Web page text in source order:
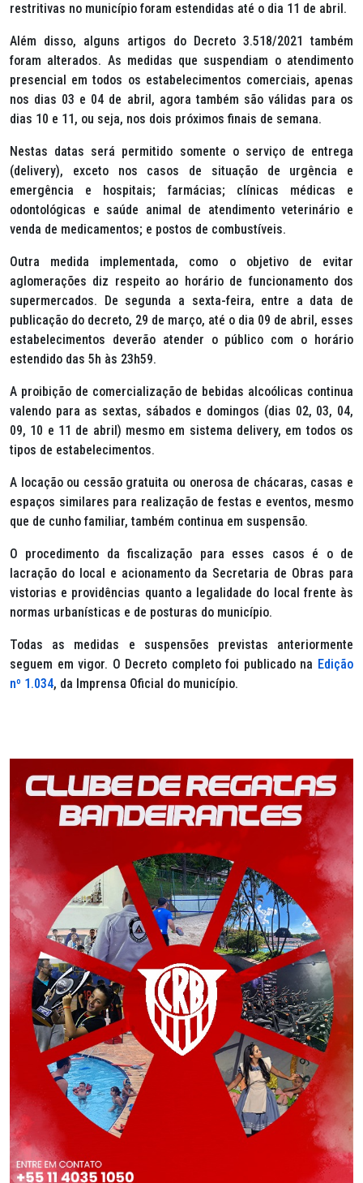
restritivas no município foram estendidas até o dia 11 de abril.
Além disso, alguns artigos do Decreto 3.518/2021 também
foram alterados. As medidas que suspendiam o atendimento
presencial em todos os estabelecimentos comerciais, apenas
nos dias 03 e 04 de abril, agora também são válidas para os
dias 10 e 11, ou seja, nos dois próximos finais de semana.
Nestas datas será permitido somente o serviço de entrega
(delivery), exceto nos casos de situação de urgência e
emergência e hospitais; farmácias; clínicas médicas e
odontológicas e saúde animal de atendimento veterinário e
venda de medicamentos; e postos de combustíveis.
Outra medida implementada, como o objetivo de evitar
aglomerações diz respeito ao horário de funcionamento dos
supermercados. De segunda a sexta-feira, entre a data de
publicação do decreto, 29 de março, até o dia 09 de abril, esses
estabelecimentos deverão atender o público com o horário
estendido das 5h às 23h59.
A proibição de comercialização de bebidas alcoólicas continua
valendo para as sextas, sábados e domingos (dias 02, 03, 04,
09, 10 e 11 de abril) mesmo em sistema delivery, em todos os
tipos de estabelecimentos.
A locação ou cessão gratuita ou onerosa de chácaras, casas e
espaços similares para realização de festas e eventos, mesmo
que de cunho familiar, também continua em suspensão.
O procedimento da fiscalização para esses casos é o de
lacração do local e acionamento da Secretaria de Obras para
vistorias e providências quanto a legalidade do local frente às
normas urbanísticas e de posturas do município.
Todas as medidas e suspensões previstas anteriormente
seguem em vigor. O Decreto completo foi publicado na Edição
nº 1.034, da Imprensa Oficial do município.